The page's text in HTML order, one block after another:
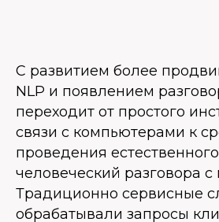
С развитием более
NLP и появлением
переходит от простого
связи с компьютерами к
проведения
человеческий разговора
Традиционно сервисные
обрабатывали запросы